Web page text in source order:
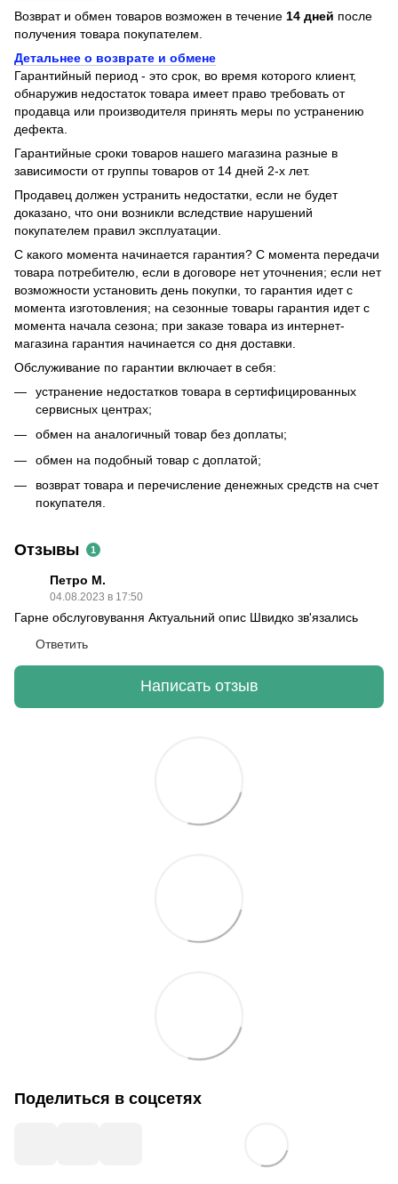
Возврат и обмен товаров возможен в течение 14 дней после
получения товара покупателем.
Детальнее о возврате и обмене
Гарантийный период - это срок, во время которого клиент,
обнаружив недостаток товара имеет право требовать от
продавца или производителя принять меры по устранению
дефекта.
Гарантийные сроки товаров нашего магазина разные в
зависимости от группы товаров от 14 дней 2-х лет.
Продавец должен устранить недостатки, если не будет
доказано, что они возникли вследствие нарушений
покупателем правил эксплуатации.
С какого момента начинается гарантия? С момента передачи
товара потребителю, если в договоре нет уточнения; если нет
возможности установить день покупки, то гарантия идет с
момента изготовления; на сезонные товары гарантия идет с
момента начала сезона; при заказе товара из интернет-
магазина гарантия начинается со дня доставки.
Обслуживание по гарантии включает в себя:
устранение недостатков товара в сертифицированных
сервисных центрах;
обмен на аналогичный товар без доплаты;
обмен на подобный товар с доплатой;
возврат товара и перечисление денежных средств на счет
покупателя.
Отзывы 1
Петро М.
04.08.2023 в 17:50
Гарне обслуговування Актуальний опис Швидко зв'язались
Ответить
Написать отзыв
Поделиться в соцсетях